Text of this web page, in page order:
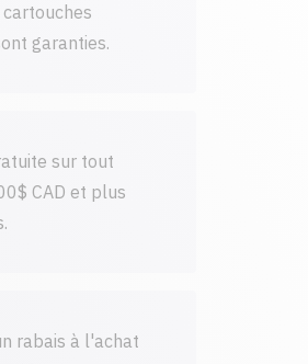
garanties.
sur tout
CAD et plus
rabais à l'achat